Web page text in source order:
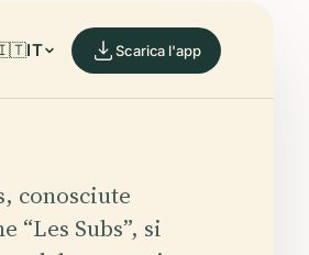
IT Scarica l'app
conosciute
“Les Subs”, si